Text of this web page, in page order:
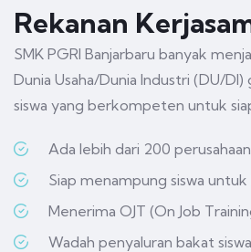
Rekanan
SMK PGRI Banjarbaru banyak
Dunia Usaha/Dunia Industri (DU/
siswa yang berkompeten untuk
Ada lebih dari 200
Siap menampung siswa untuk
Menerima OJT (On Job
Wadah penyaluran bakat siswa